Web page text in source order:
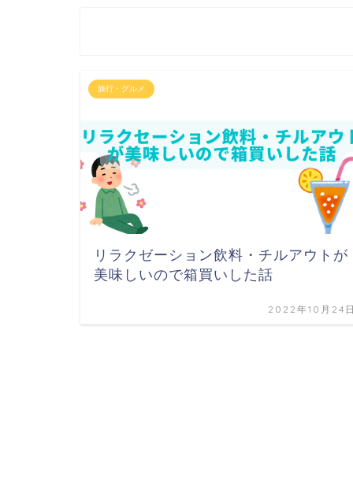
旅行・グルメ
リラクゼーション飲料・チルアウトが
美味しいので箱買いした話
2022年10月24